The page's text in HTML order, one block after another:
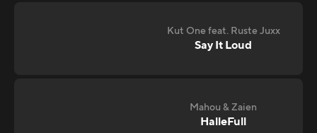
Kut One feat. Ruste Juxx
Say It Loud
Mahou & Zaien
HalleFull